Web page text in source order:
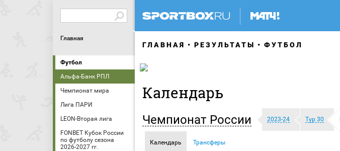
Главная
Футбол
Альфа-Банк РПЛ
Чемпионат мира
Лига ПАРИ
LEON-Вторая лига
FONBET Кубок России
по футболу сезона
2026-2027 гг.
ГЛАВНАЯ РЕЗУЛЬТАТЫ ФУТБОЛ
Календарь
Чемпионат России 2023-24 Тур 30
Календарь Трансферы